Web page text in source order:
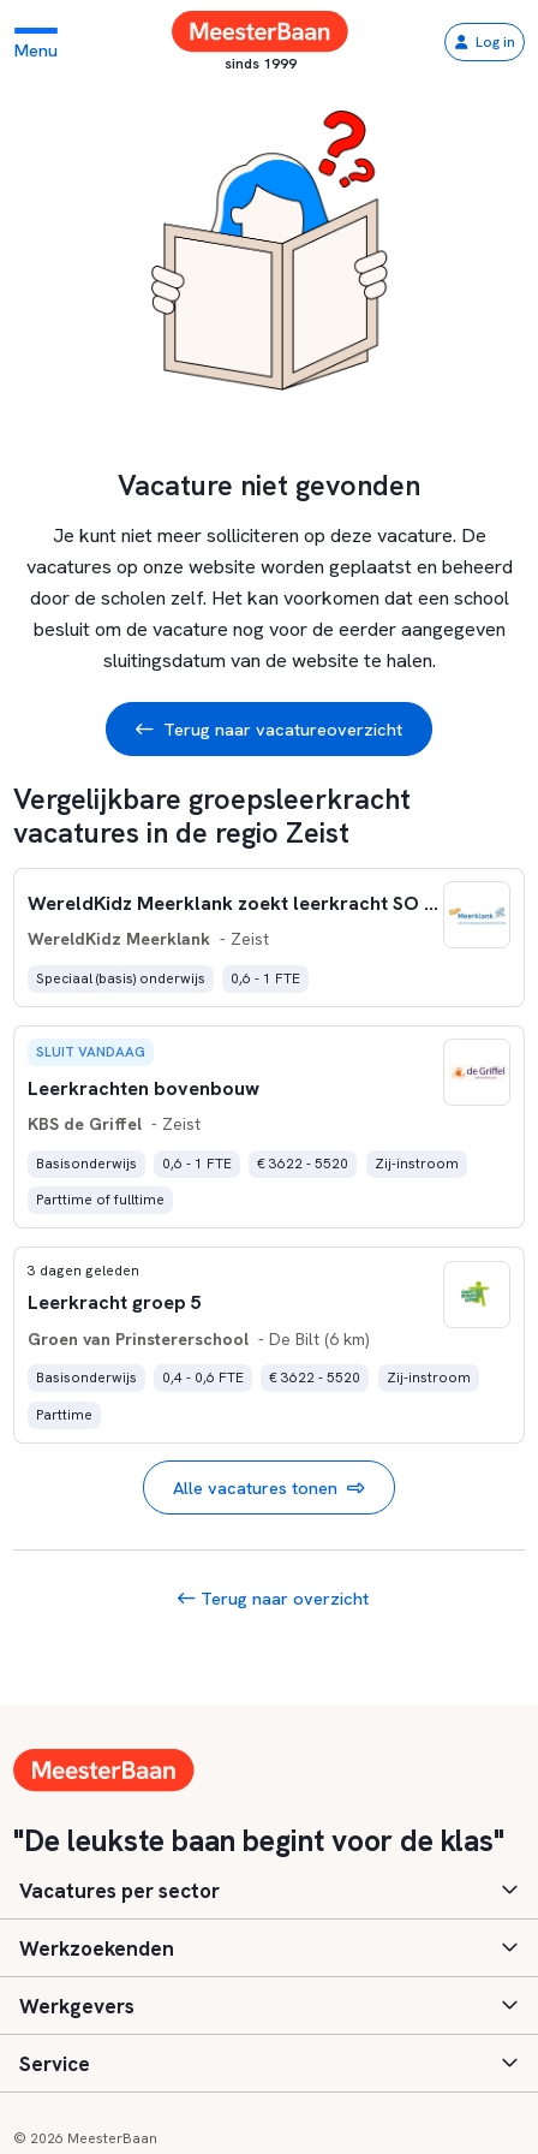
Menu
sinds 1999
Log in
Vacature niet gevonden
Je kunt niet meer solliciteren op deze vacature. De
vacatures op onze website worden geplaatst en beheerd
door de scholen zelf. Het kan voorkomen dat een school
besluit om de vacature nog voor de eerder aangegeven
sluitingsdatum van de website te halen.
Terug naar vacatureoverzicht
Vergelijkbare groepsleerkracht
vacatures in de regio Zeist
WereldKidz Meerklank zoekt leerkracht SO 0,6 - 1,0 FTE
WereldKidz Meerklank - Zeist
Speciaal (basis) onderwijs 0,6 - 1 FTE
SLUIT VANDAAG
Leerkrachten bovenbouw
KBS de Griffel - Zeist
Basisonderwijs 0,6 - 1 FTE € 3622 - 5520
Zij-instroom
Parttime of fulltime
3 dagen geleden
Leerkracht groep 5
Groen van Prinstererschool - De Bilt (6 km)
Basisonderwijs 0,4 - 0,6 FTE € 3622 - 5520
Zij-instroom
Parttime
Alle vacatures tonen
Terug naar overzicht
"De leukste baan begint voor de klas"
Vacatures per sector
Basisonderwijs
Speciaal (basis) onderwijs
Voortgezet onderwijs
Werkzoekenden
Aanmelden
Vacatures
Werkgevers
Inloggen
Service
© 2026 MeesterBaan